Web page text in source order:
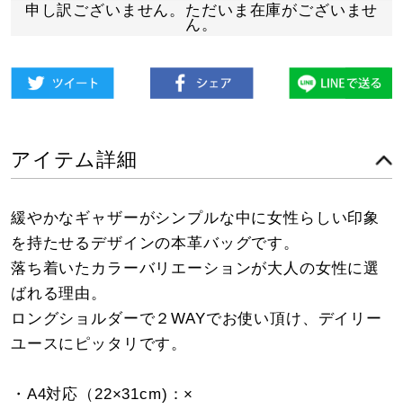
申し訳ございません。ただいま在庫がございませ
ん。
アイテム詳細
緩やかなギャザーがシンプルな中に女性らしい印象
を持たせるデザインの本革バッグです。
落ち着いたカラーバリエーションが大人の女性に選
ばれる理由。
ロングショルダーで２WAYでお使い頂け、デイリー
ユースにピッタリです。
・A4対応（22×31cm)：×